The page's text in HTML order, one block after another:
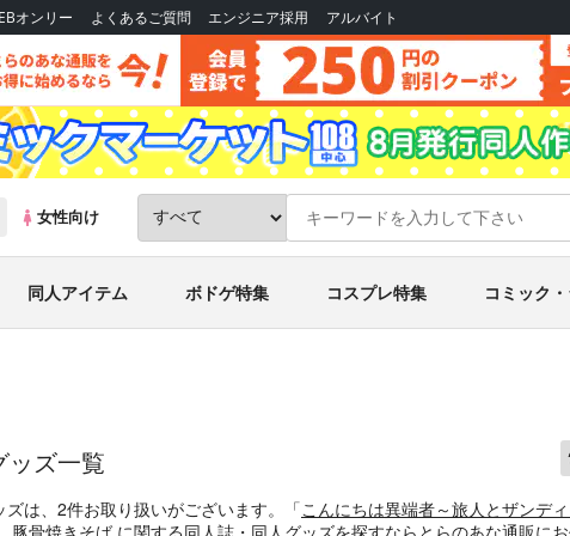
オンリー よくあるご質問 エンジニア採用 アルバイト
女性向け
同人アイテム ボドゲ特集 コスプレ特集 コミック
ッズ一覧
は、2件お取り扱いがございます。「こんにちは異端者～旅人とザンデ
骨焼きそば に関する同人誌・同人グッズを探すならとらのあな通販にお